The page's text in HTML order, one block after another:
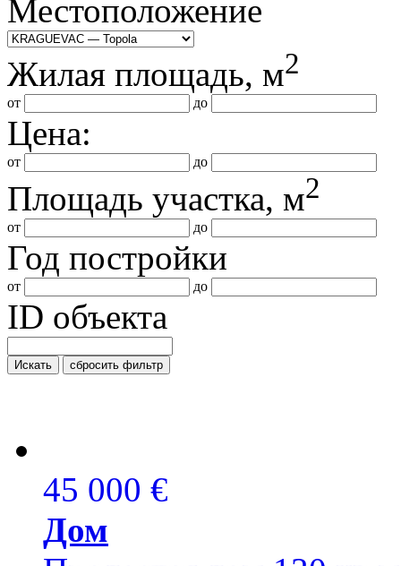
Местоположение
Жилая площадь, м2
от до
Цена:
от до
Площадь участка, м2
от до
Год постройки
от до
ID объекта
Искать сбросить фильтр
45 000 €
Дом